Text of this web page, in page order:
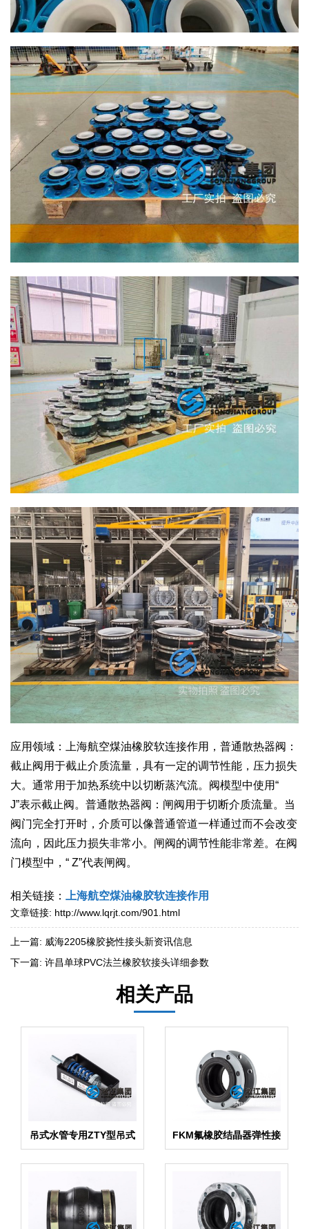
应用领域：上海航空煤油橡胶软连接作用，普通散热器阀：
截止阀用于截止介质流量，具有一定的调节性能，压力损失
大。通常用于加热系统中以切断蒸汽流。阀模型中使用“
J”表示截止阀。普通散热器阀：闸阀用于切断介质流量。当
阀门完全打开时，介质可以像普通管道一样通过而不会改变
流向，因此压力损失非常小。闸阀的调节性能非常差。在阀
门模型中，“ Z”代表闸阀。
相关链接： 上海航空煤油橡胶软连接作用
文章链接: http://www.lqrjt.com/901.html
上一篇: 威海2205橡胶挠性接头新资讯信息
下一篇: 许昌单球PVC法兰橡胶软接头详细参数
相关产品
吊式水管专用ZTY型吊式
弹簧减震器
FKM氟橡胶结晶器弹性接
头